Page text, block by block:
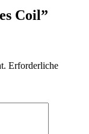
Coil”
Erforderliche